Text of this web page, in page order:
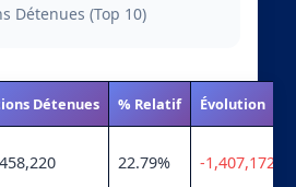
Détenues (Top 10)
Détenues % Relatif Évolution
22.79% -1,407,172